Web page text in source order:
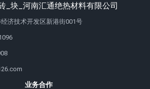
_块_河南汇通绝热材料有限公司
济技术开发区新港街001号
业务合作